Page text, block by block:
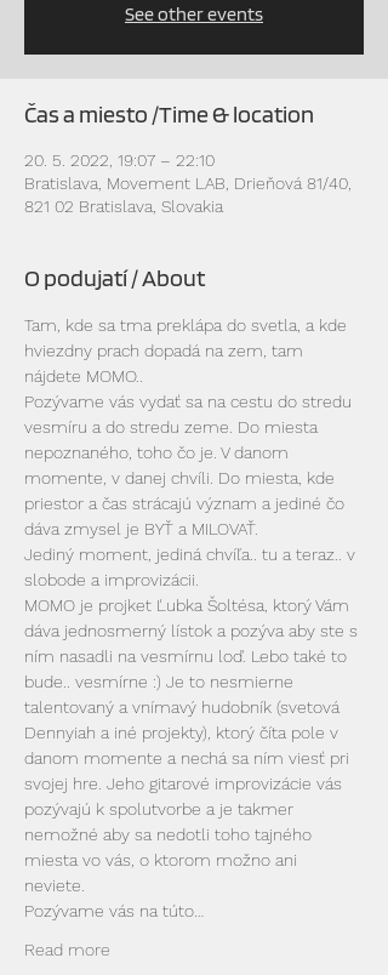
See other events
Čas a miesto /Time & location
20. 5. 2022, 19:07 – 22:10
Bratislava, Movement LAB, Drieňová 81/40,
821 02 Bratislava, Slovakia
O podujatí / About
Tam, kde sa tma preklápa do svetla, a kde
hviezdny prach dopadá na zem, tam
nájdete MOMO..
Pozývame vás vydať sa na cestu do stredu
vesmíru a do stredu zeme. Do miesta
nepoznaného, toho čo je. V danom
momente, v danej chvíli. Do miesta, kde
priestor a čas strácajú význam a jediné čo
dáva zmysel je BYŤ a MILOVAŤ.
Jediný moment, jediná chvíľa.. tu a teraz.. v
slobode a improvizácii.
MOMO je projket Ľubka Šoltésa, ktorý Vám
dáva jednosmerný lístok a pozýva aby ste s
ním nasadli na vesmírnu loď. Lebo také to
bude.. vesmírne :) Je to nesmierne
talentovaný a vnímavý hudobník (svetová
Dennyiah a iné projekty), ktorý číta pole v
danom momente a nechá sa ním viesť pri
svojej hre. Jeho gitarové improvizácie vás
pozývajú k spolutvorbe a je takmer
nemožné aby sa nedotli toho tajného
miesta vo vás, o ktorom možno ani
neviete.
Pozývame vás na túto…
Read more